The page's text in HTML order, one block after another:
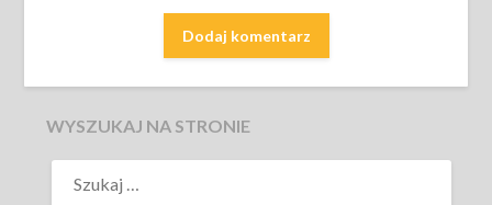
WYSZUKAJ NA STRONIE